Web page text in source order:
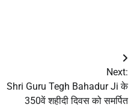
Next:
Shri Guru Tegh Bahadur Ji के
350वें शहीदी दिवस को समर्पित